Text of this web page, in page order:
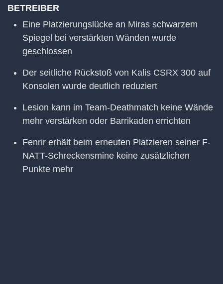
BETREIBER
Eine Platzierungslücke an Miras schwarzem
Spiegel bei verstärkten Wänden wurde
geschlossen
Der seitliche Rückstoß von Kalis CSRX 300 auf
Konsolen wurde deutlich reduziert
Lesion kann im Team-Deathmatch keine Wände
mehr verstärken oder Barrikaden errichten
Fenrir erhält beim erneuten Platzieren seiner F-
NATT-Schreckensmine keine zusätzlichen
Punkte mehr